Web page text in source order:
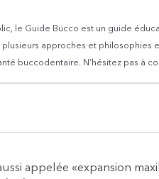
le Guide Bücco est un guide
approches et philosophies
buccodentaire. N’hésitez pas à
appelée «expansion